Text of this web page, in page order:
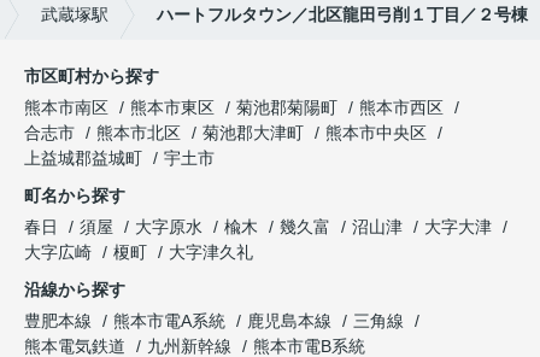
武蔵塚駅 ハートフルタウン／北区龍田弓削１丁目／２号棟
市区町村から探す
熊本市南区
熊本市東区 菊池郡菊陽町
熊本市西区
合志市
熊本市北区 菊池郡大津町
熊本市中央区
上益城郡益城町
宇土市
町名から探す
春日
須屋 大字原水 楡木 幾久富 沼山津
大字大津
大字広崎
榎町
大字津久礼
沿線から探す
豊肥本線
熊本市電A系統 鹿児島本線
三角線
熊本電気鉄道
九州新幹線
熊本市電B系統